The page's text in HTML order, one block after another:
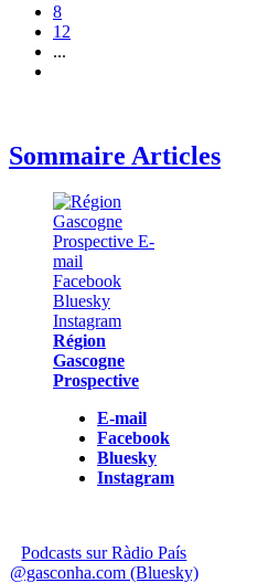
8
12
...
Sommaire Articles
Région
Gascogne
Prospective
E-mail
Facebook
Bluesky
Instagram
Podcasts sur Ràdio País
@gasconha.com (Bluesky)